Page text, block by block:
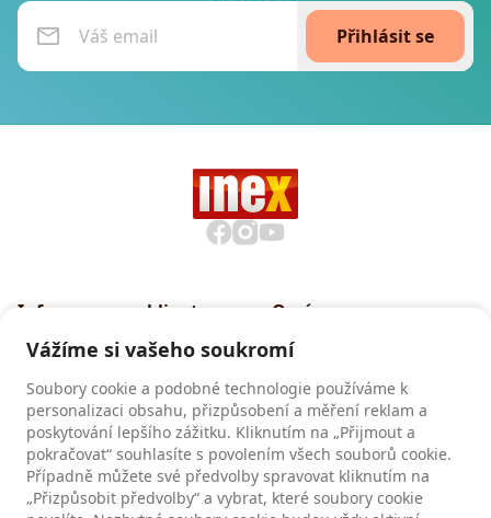
Přihlásit se
Informace pro klienty
podmínky CK INEX
Pojištění CK INEX
Zásady a informace o
zpracování osobních údajů
O nás
Recenze
Vážíme si vašeho soukromí
Soubory cookie a podobné technologie používáme k
personalizaci obsahu, přizpůsobení a měření reklam a
poskytování lepšího zážitku. Kliknutím na „Přijmout a
pokračovat“ souhlasíte s povolením všech souborů cookie.
Případně můžete své předvolby spravovat kliknutím na
„Přizpůsobit předvolby“ a vybrat, které soubory cookie